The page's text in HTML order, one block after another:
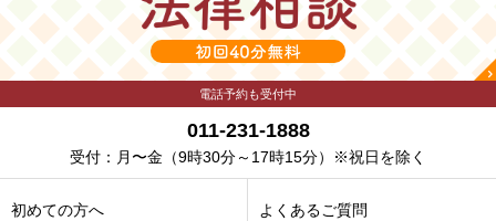
電話予約も受付中
011-231-1888
受付：月〜金 （9時30分～17時15分）※祝日を除く
初めての方へ よくあるご質問